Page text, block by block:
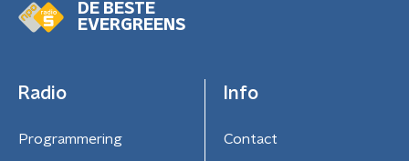
DE BESTE
EVERGREENS
Radio
Programmering
Info
Contact